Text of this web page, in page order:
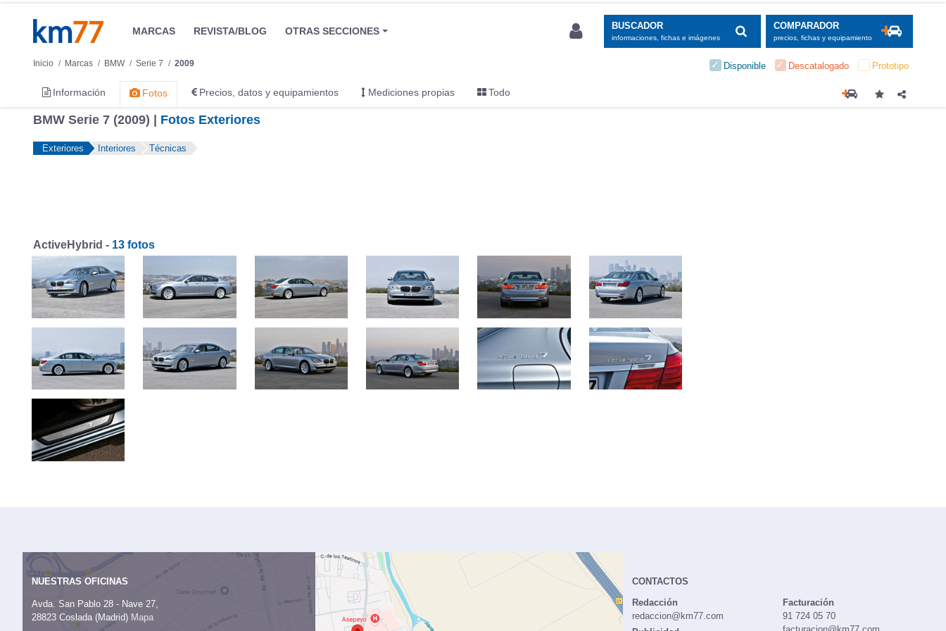
MARCAS REVISTA/BLOG OTRAS SECCIONES BUSCADOR
informaciones, fichas e imágenes
COMPARADOR
precios, fichas y equipamiento
Inicio Marcas BMW Serie 7 2009 Disponible Descatalogado Prototipo
Información Fotos Precios, datos y equipamientos Mediciones propias Todo
BMW Serie 7 (2009) | Fotos Exteriores
Exteriores Interiores Técnicas
ActiveHybrid - 13 fotos
NUESTRAS OFICINAS
Avda. San Pablo 28 - Nave 27,
28823 Coslada (Madrid) Mapa
CONTACTOS
Redacción
redaccion@km77.com
Facturación
91 724 05 70